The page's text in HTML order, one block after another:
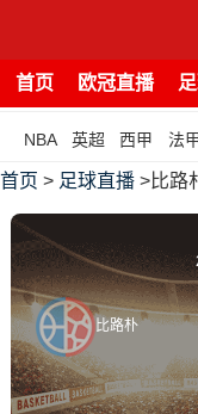
首页 欧冠直播
NBA 英超 西甲 法
首页 > 足球直播 >比路
比路朴